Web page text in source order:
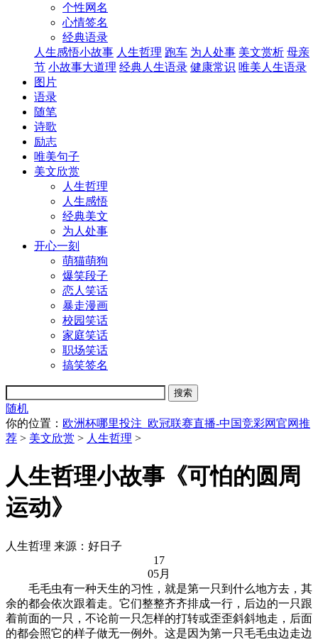
个性网名
心情签名
经典语录
人生感悟小故事 人生哲理 跑车 为人处事 美文赏析 母亲
节 小故事大道理 经典人生语录 健康常识 唯美人生语录
图片
语录
随笔
诗歌
励志
唯美句子
美文欣赏
人生哲理
人生感悟
经典美文
为人处事
开心一刻
萌猫萌狗
爆笑段子
恋人笑话
暴走漫画
校园笑话
家庭笑话
职场笑话
搞笑签名
随机
你的位置： 欧洲杯哪里投注_欧冠联赛直播-中国竞彩网官网推
荐 > 美文欣赏 > 人生哲理 >
人生哲理小故事《可怕的圆周
运动》
人生哲理 来源：好日子
17
05月
毛毛虫有一种天生的习性，就是第一只到什么地方去，其
余的都会依次跟着走。它们整整齐齐排成一行，后边的一只跟
着前面的一只，不论前一只怎样的打转或歪歪斜斜地走，后面
的都会照它的样子做无一例外。这是因为第一只毛毛虫边走边